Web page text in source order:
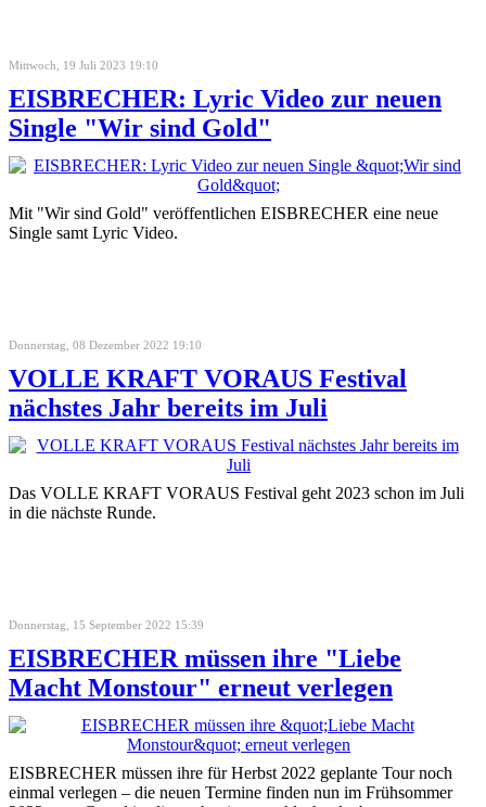
Mittwoch, 19 Juli 2023 19:10
EISBRECHER: Lyric Video zur neuen
Single "Wir sind Gold"
Mit "Wir sind Gold" veröffentlichen EISBRECHER eine neue
Single samt Lyric Video.
Donnerstag, 08 Dezember 2022 19:10
VOLLE KRAFT VORAUS Festival
nächstes Jahr bereits im Juli
Das VOLLE KRAFT VORAUS Festival geht 2023 schon im Juli
in die nächste Runde.
Donnerstag, 15 September 2022 15:39
EISBRECHER müssen ihre "Liebe
Macht Monstour" erneut verlegen
EISBRECHER müssen ihre für Herbst 2022 geplante Tour noch
einmal verlegen – die neuen Termine finden nun im Frühsommer